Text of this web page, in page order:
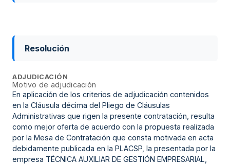
Resolución
ADJUDICACIÓN
Motivo de adjudicación
En aplicación de los criterios de adjudicación contenidos
en la Cláusula décima del Pliego de Cláusulas
Administrativas que rigen la presente contratación, resulta
como mejor oferta de acuerdo con la propuesta realizada
por la Mesa de Contratación que consta motivada en acta
debidamente publicada en la PLACSP, la presentada por la
empresa TÉCNICA AUXILIAR DE GESTIÓN EMPRESARIAL,